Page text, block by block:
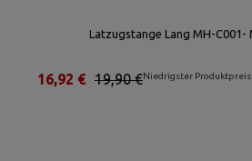
Latzugstange Lang MH-
Niedrigster Produktpreis
19,90 €
16,92 €